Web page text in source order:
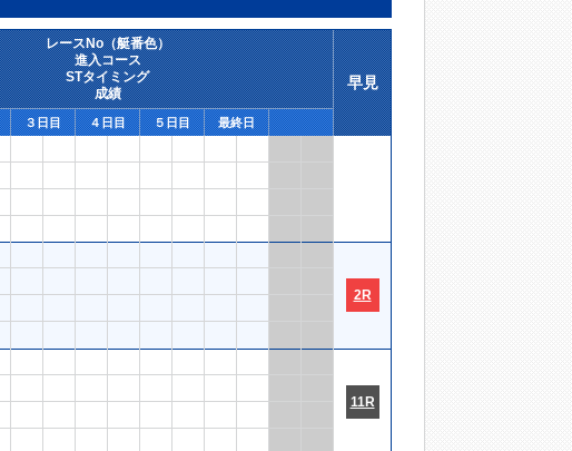
レースNo（艇番色）
進入コース
STタイミング
成績
早見
３日目 ４日目 ５日目 最終日
2R
11R